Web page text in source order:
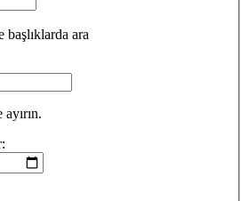
başlıklarda ara